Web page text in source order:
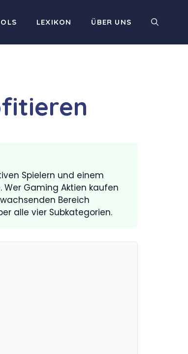
LEXIKON ÜBER UNS
Spielern und einem
Wer Gaming Aktien kaufen
Bereich
alle vier Subkategorien.